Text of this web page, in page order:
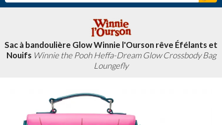
BONS PLANS
ACTUALITÉS
DERNIERS AJOUTS
Sac à bandoulière Glow Winnie l'Ourson rêve Éfélants et
Nouifs Winnie the Pooh Heffa-Dream Glow Crossbody Bag
Loungefly